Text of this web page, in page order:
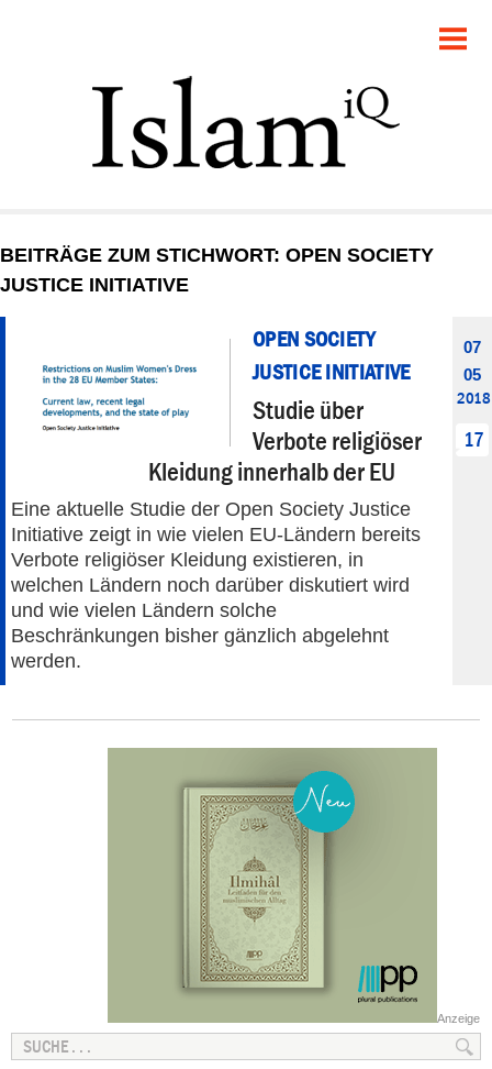
GESELLSCHAFT
STARTSEITE
PANORAMA
BEITRÄGE ZUM STICHWORT: OPEN SOCIETY
JUSTICE INITIATIVE
OPEN SOCIETY
JUSTICE INITIATIVE
Studie über
Verbote religiöser
Kleidung innerhalb der EU
Eine aktuelle Studie der Open Society Justice
Initiative zeigt in wie vielen EU-Ländern bereits
Verbote religiöser Kleidung existieren, in
welchen Ländern noch darüber diskutiert wird
und wie vielen Ländern solche
Beschränkungen bisher gänzlich abgelehnt
werden.
07
05
2018
17
Anzeige